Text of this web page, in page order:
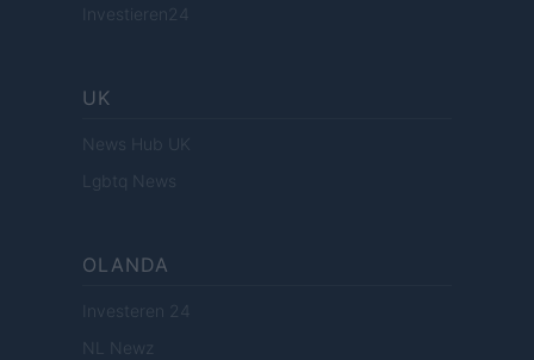
Investieren24
UK
News Hub UK
Lgbtq News
OLANDA
Investeren 24
NL Newz